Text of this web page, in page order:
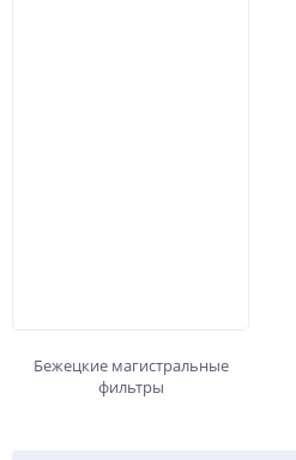
Бежецкие магистральные
фильтры